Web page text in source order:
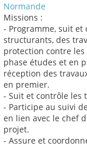
Normande
Missions :
- Programme, suit
structurants, des
protection contre
phase études et en
réception des
en premier.
- Suit et contrôle les
- Participe au suivi
en lien avec le chef
projet.
- Assure et